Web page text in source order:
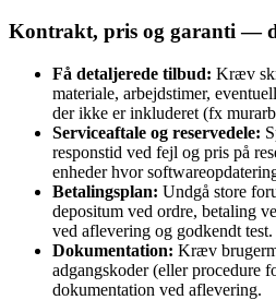
Kontrakt, pris og garanti —
Få detaljerede tilbud: Kræv
materiale, arbejdstimer,
der ikke er inkluderet (fx
Serviceaftale og reservedele:
responstid ved fejl og pris på
enheder hvor
Betalingsplan: Undgå store
depositum ved ordre, betaling
ved aflevering og godkendt test.
Dokumentation: Kræv
adgangskoder (eller procedure
dokumentation ved aflevering.